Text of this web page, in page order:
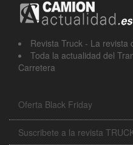
Revista Truck - La revista
Toda la actualidad del
Carretera
Oferta Black Friday
Suscribete a la revista